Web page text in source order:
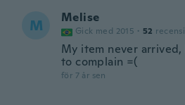
M Melise
Gick med 2015 · 52
My item never
to complain =(
för 7 år sen